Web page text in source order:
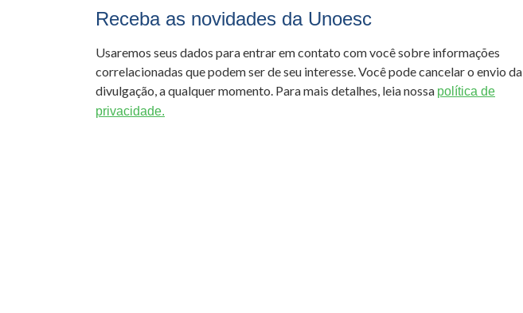
Receba as novidades da Unoesc
Usaremos seus dados para entrar em contato com você sobre informações
correlacionadas que podem ser de seu interesse. Você pode cancelar o envio da
divulgação, a qualquer momento. Para mais detalhes, leia nossa política de
privacidade.